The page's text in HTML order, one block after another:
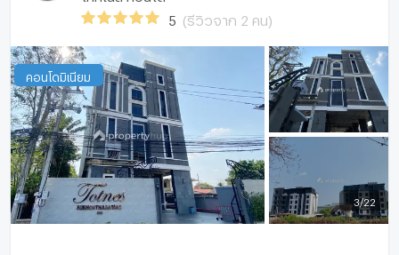
5 (รีวิวจาก 2 คน)
3/22
คอนโดมิเนียม